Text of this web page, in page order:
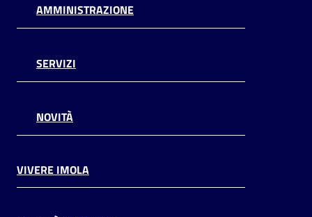
AMMINISTRAZIONE
SERVIZI
NOVITÀ
VIVERE IMOLA